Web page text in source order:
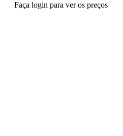
Faça login para ver os preços